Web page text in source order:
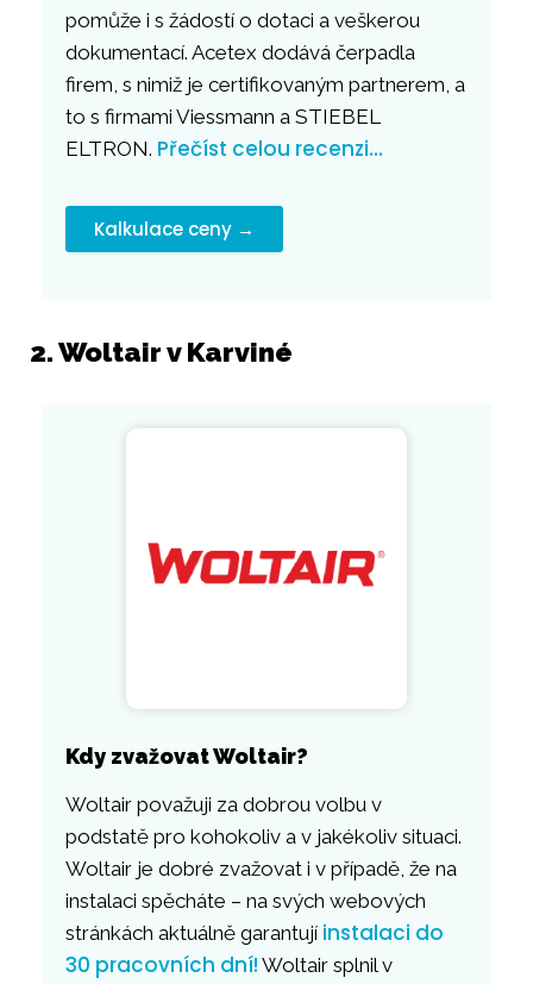
pomůže i s žádostí o dotaci a veškerou
dokumentací. Acetex dodává čerpadla
firem, s nimiž je certifikovaným partnerem, a
to s firmami Viessmann a STIEBEL
ELTRON. Přečíst celou recenzi…
Kalkulace ceny →
2. Woltair v Karviné
Kdy zvažovat Woltair?
Woltair považuji za dobrou volbu v
podstatě pro kohokoliv a v jakékoliv situaci.
Woltair je dobré zvažovat i v případě, že na
instalaci spěcháte – na svých webových
stránkách aktuálně garantují instalaci do
30 pracovních dní! Woltair splnil v